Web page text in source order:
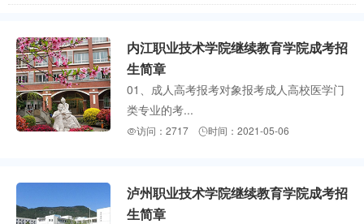
内江职业技术学院继续教育学院成考招
生简章
01、成人高考报考对象报考成人高校医学门
类专业的考...
访问：2717 时间：2021-05-06
泸州职业技术学院继续教育学院成考招
生简章